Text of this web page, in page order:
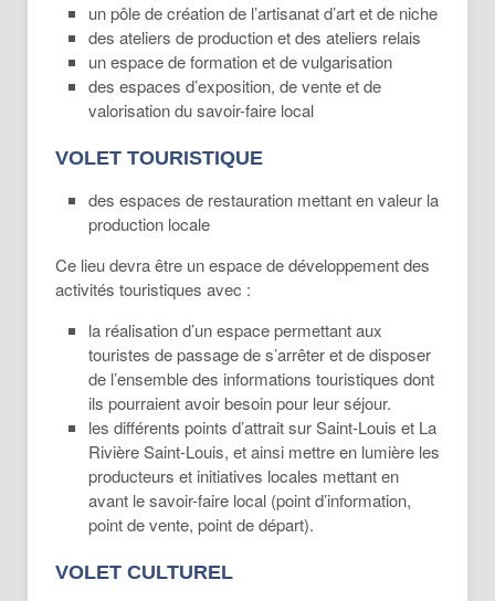
un pôle de création de l’artisanat d’art et de niche
des ateliers de production et des ateliers relais
un espace de formation et de vulgarisation
des espaces d’exposition, de vente et de
valorisation du savoir-faire local
VOLET TOURISTIQUE
des espaces de restauration mettant en valeur la
production locale
Ce lieu devra être un espace de développement des
activités touristiques avec :
la réalisation d’un espace permettant aux
touristes de passage de s’arrêter et de disposer
de l’ensemble des informations touristiques dont
ils pourraient avoir besoin pour leur séjour.
les différents points d’attrait sur Saint-Louis et La
Rivière Saint-Louis, et ainsi mettre en lumière les
producteurs et initiatives locales mettant en
avant le savoir-faire local (point d’information,
point de vente, point de départ).
VOLET CULTUREL